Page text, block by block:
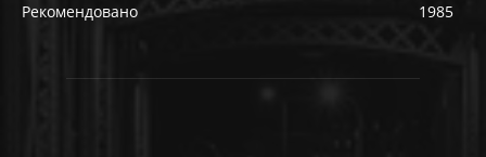
Рекомендовано
1985